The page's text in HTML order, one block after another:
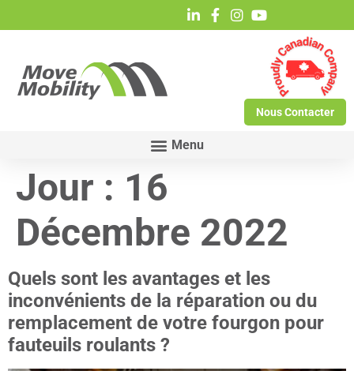
Nous Contacter
Jour : 16
Décembre 2022
Quels sont les avantages et les
inconvénients de la réparation ou du
remplacement de votre fourgon pour
fauteuils roulants ?